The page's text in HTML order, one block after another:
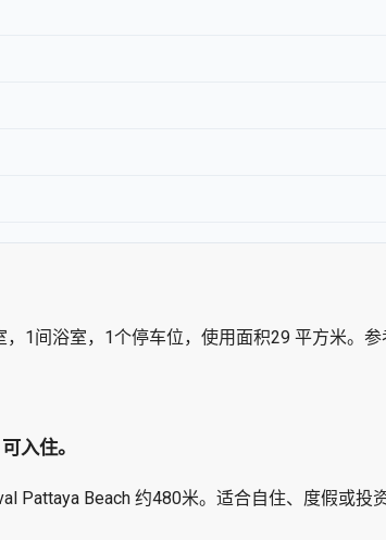
1间浴室，1个停车位，使用面积29 平方米。参
入住。
Pattaya Beach 约480米。适合自住、度假或投资